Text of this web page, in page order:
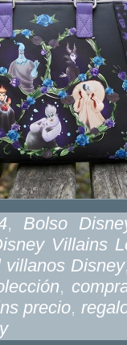
, Bolso
Villains
villanos Disney
,
precio,